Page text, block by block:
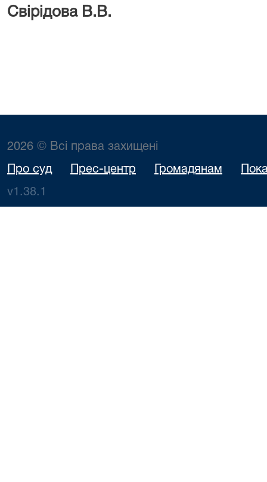
Свірідова В.В.
2026 © Всі права захищені
Про суд Прес-центр Громадянам
v1.38.1